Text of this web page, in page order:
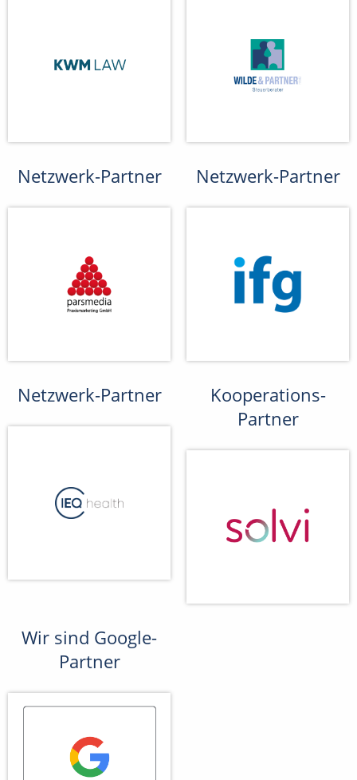
Netzwerk-Partner Netzwerk-Partner
Netzwerk-Partner
Kooperations-
Partner
Wir sind Google-
Partner